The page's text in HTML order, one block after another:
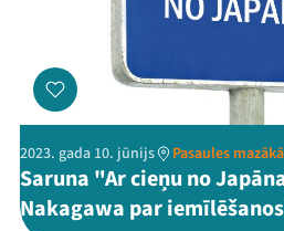
ThreadsFacebookYoutube
X
2023. gada 10. jūnijs Pasaules
Saruna "Ar cieņu no
Nakagawa par